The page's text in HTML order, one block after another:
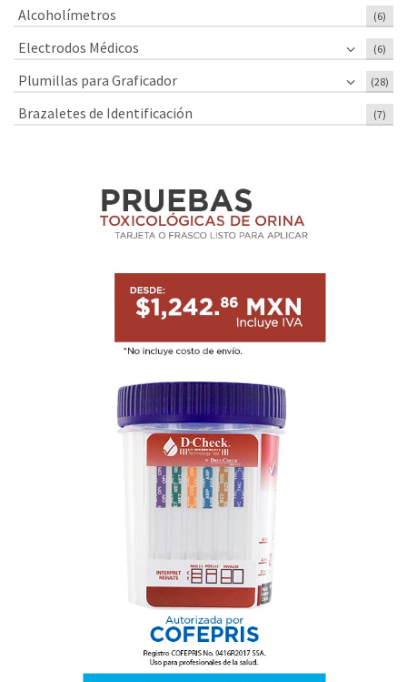
Alcoholímetros (6)
Electrodos Médicos (6)
Plumillas para Graficador (28)
Brazaletes de Identificación (7)